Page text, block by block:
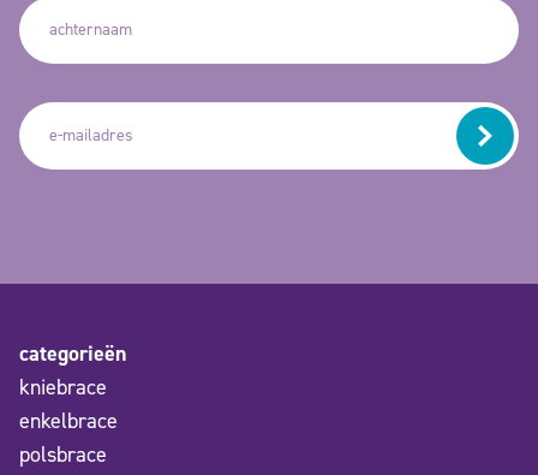
categorieën
kniebrace
enkelbrace
polsbrace